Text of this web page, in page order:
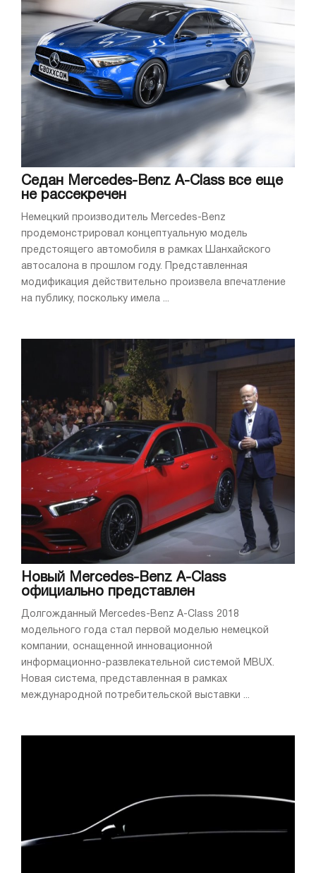
Седан Mercedes-Benz A-Class все еще
не рассекречен
Немецкий производитель Mercedes-Benz
продемонстрировал концептуальную модель
предстоящего автомобиля в рамках Шанхайского
автосалона в прошлом году. Представленная
модификация действительно произвела впечатление
на публику, поскольку имела ...
Новый Mercedes-Benz A-Class
официально представлен
Долгожданный Mercedes-Benz A-Class 2018
модельного года стал первой моделью немецкой
компании, оснащенной инновационной
информационно-развлекательной системой MBUX.
Новая система, представленная в рамках
международной потребительской выставки ...